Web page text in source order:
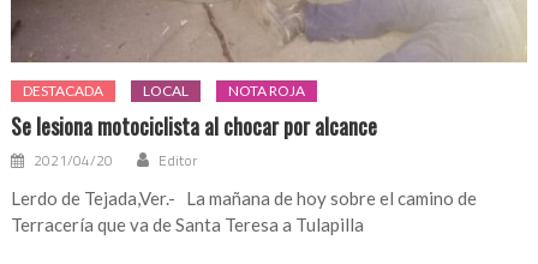
DESTACADA LOCAL NOTA ROJA
Se lesiona motociclista al chocar por alcance
2021/04/20 Editor
Lerdo de Tejada,Ver.- La mañana de hoy sobre el camino de
Terracería que va de Santa Teresa a Tulapilla